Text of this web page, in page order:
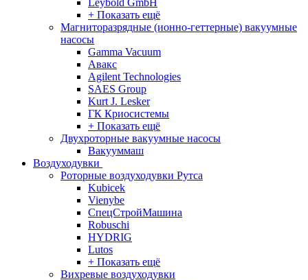
Leybold GmbH
+ Показать ещё
Магниторазрядные (ионно-геттерные) вакуумные
насосы
Gamma Vacuum
Авакс
Agilent Technologies
SAES Group
Kurt J. Lesker
ГК Криосистемы
+ Показать ещё
Двухроторные вакуумные насосы
Вакууммаш
Воздуходувки
Роторные воздуходувки Рутса
Kubicek
Vienybe
СпецСтройМашина
Robuschi
HYDRIG
Lutos
+ Показать ещё
Вихревые воздуходувки